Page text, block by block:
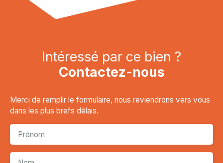
Intéressé par ce bien ?
Contactez-nous
Merci de remplir le formulaire, nous reviendrons vers vous
dans les plus brefs délais.
Prénom